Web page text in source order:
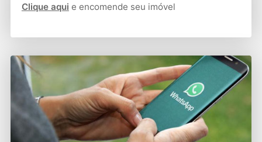
Clique aqui e encomende seu imóvel